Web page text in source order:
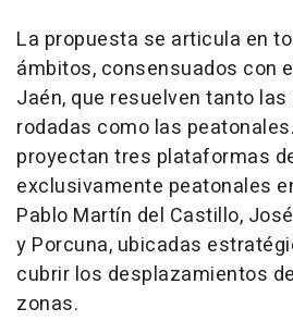
La propuesta se articula en
ámbitos, consensuados con
Jaén, que resuelven tanto
rodadas como las
proyectan tres plataformas
exclusivamente peatonales
Pablo Martín del Castillo,
y Porcuna, ubicadas
cubrir los desplazamientos
zonas.